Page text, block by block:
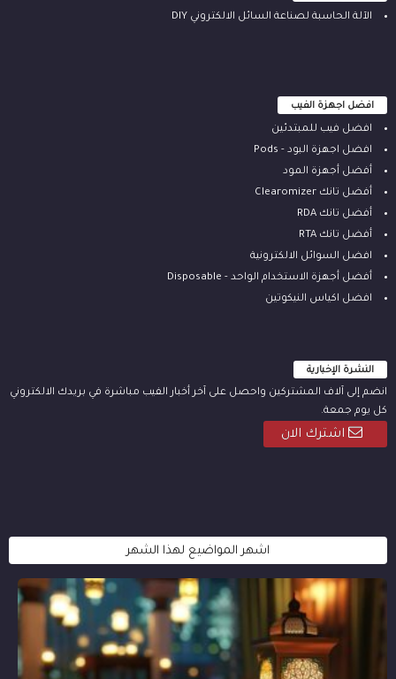
الآلة ‫الحاسبة لصناعة السائل الالكتروني‬ DIY
افضل اجهزة الفيب
افضل فيب للمبتدئين
افضل اجهزة البود - Pods
أفضل أجهزة المود
أفضل تانك Clearomizer
أفضل تانك RDA
أفضل تانك RTA
افضل السوائل الالكترونية
أفضل أجهزة الاستخدام الواحد - Disposable
افضل اكياس النيكوتين
النشرة الإخبارية
انضم إلى آلاف المشتركين واحصل على آخر أخبار الفيب مباشرة في بريدك الالكتروني
كل يوم جمعة.
اشترك الان
اشهر المواضيع لهذا الشهر